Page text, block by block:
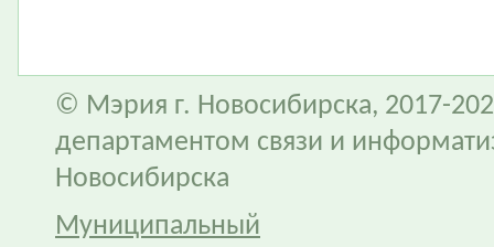
© Мэрия г. Новосибирска, 2017-
департаментом связи и
Новосибирска
Муниципальный